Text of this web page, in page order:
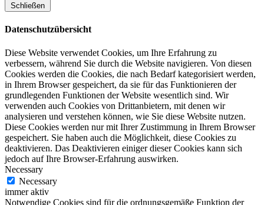
Schließen
Datenschutzübersicht
Diese Website verwendet Cookies, um Ihre Erfahrung zu
verbessern, während Sie durch die Website navigieren. Von diesen
Cookies werden die Cookies, die nach Bedarf kategorisiert werden,
in Ihrem Browser gespeichert, da sie für das Funktionieren der
grundlegenden Funktionen der Website wesentlich sind. Wir
verwenden auch Cookies von Drittanbietern, mit denen wir
analysieren und verstehen können, wie Sie diese Website nutzen.
Diese Cookies werden nur mit Ihrer Zustimmung in Ihrem Browser
gespeichert. Sie haben auch die Möglichkeit, diese Cookies zu
deaktivieren. Das Deaktivieren einiger dieser Cookies kann sich
jedoch auf Ihre Browser-Erfahrung auswirken.
Necessary
Necessary
immer aktiv
Notwendige Cookies sind für die ordnungsgemäße Funktion der